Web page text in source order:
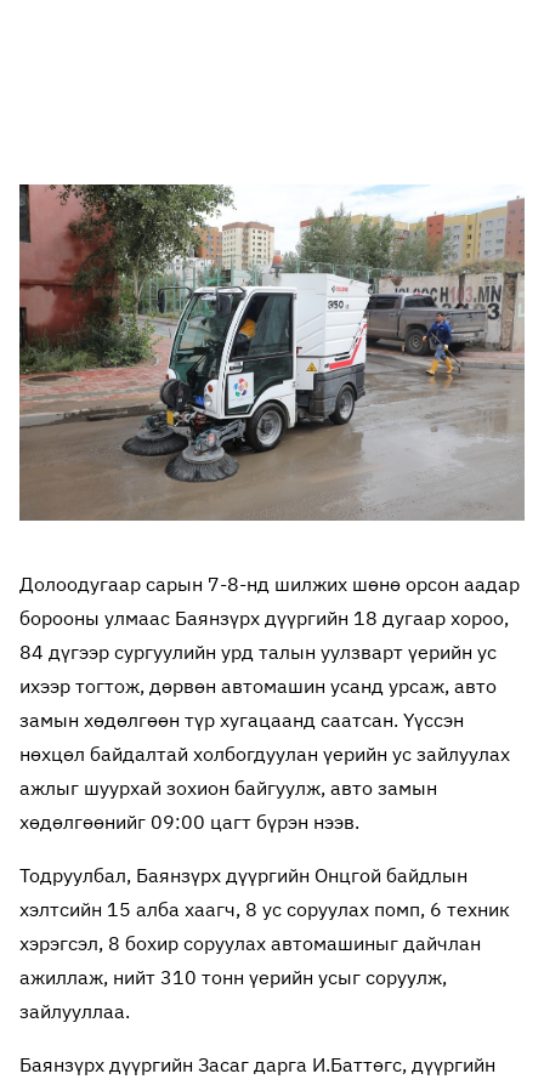
Долоодугаар сарын 7-8-нд шилжих шөнө орсон аадар
борооны улмаас Баянзүрх дүүргийн 18 дугаар хороо,
84 дүгээр сургуулийн урд талын уулзварт үерийн ус
ихээр тогтож, дөрвөн автомашин усанд урсаж, авто
замын хөдөлгөөн түр хугацаанд саатсан. Үүссэн
нөхцөл байдалтай холбогдуулан үерийн ус зайлуулах
ажлыг шуурхай зохион байгуулж, авто замын
хөдөлгөөнийг 09:00 цагт бүрэн нээв.
Тодруулбал, Баянзүрх дүүргийн Онцгой байдлын
хэлтсийн 15 алба хаагч, 8 ус соруулах помп, 6 техник
хэрэгсэл, 8 бохир соруулах автомашиныг дайчлан
ажиллаж, нийт 310 тонн үерийн усыг соруулж,
зайлууллаа.
Баянзүрх дүүргийн Засаг дарга И.Баттөгс, дүүргийн